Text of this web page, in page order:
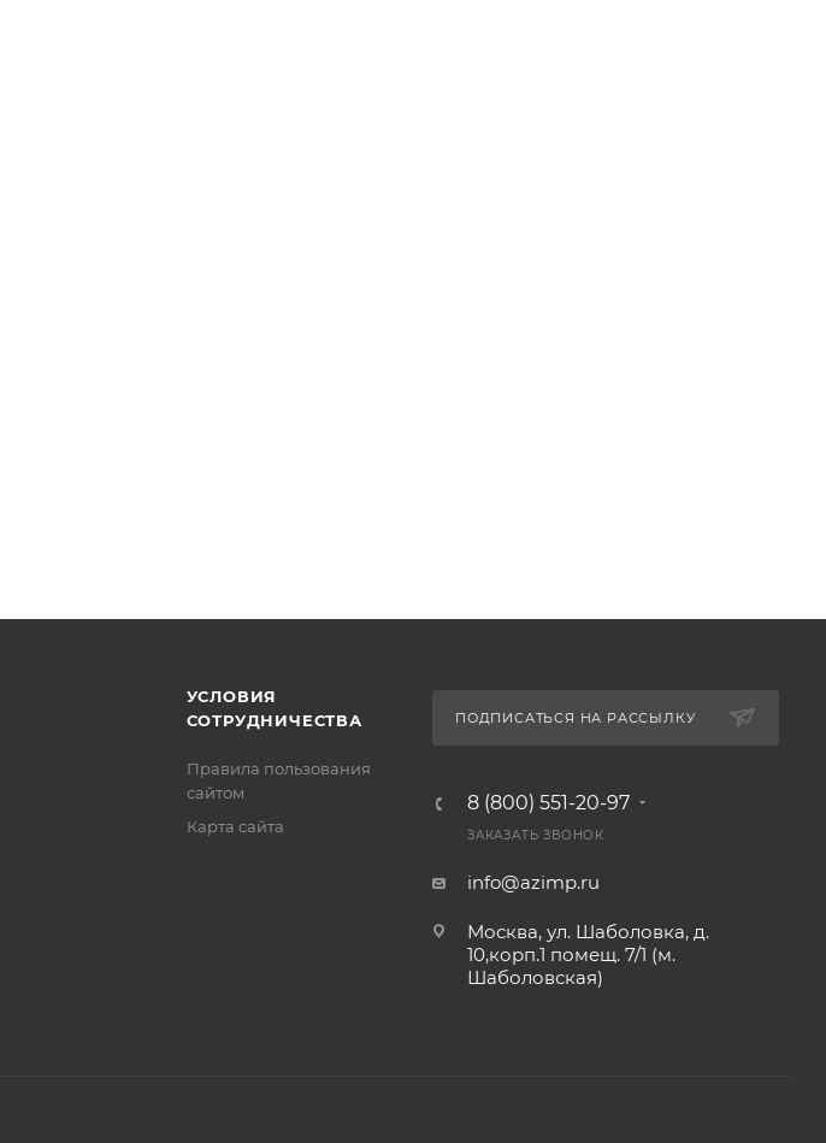
УСЛОВИЯ
СОТРУДНИЧЕСТВА
Правила пользования
сайтом
Карта сайта
ПОДПИСАТЬСЯ НА РАССЫЛКУ
8 (800) 551-20-97
ЗАКАЗАТЬ ЗВОНОК
info@azimp.ru
Москва, ул. Шаболовка, д.
10,корп.1 помещ. 7/1 (м.
Шаболовская)